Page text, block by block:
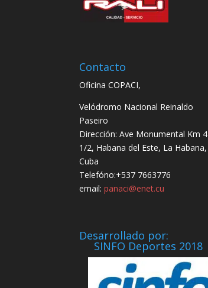
Contacto
Oficina COPACI,
Velódromo Nacional Reinaldo
Paseiro
Dirección: Ave Monumental Km 4
1/2, Habana del Este, La Habana,
Cuba
Telefóno:+537 7663776
email:panaci@enet.cu
Desarrollado por:
SINFO Deportes 2018